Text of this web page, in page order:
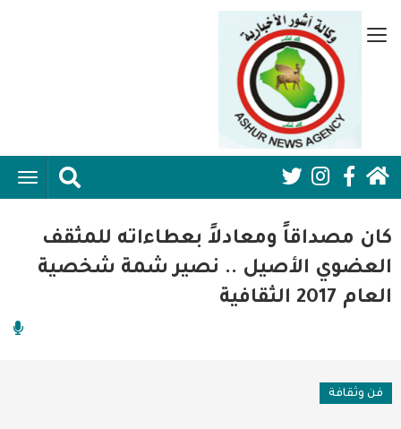
إلى
Social
Media:
Header
كان مصداقاً ومعادلاً بعطاءاته للمثقف
العضوي الأصيل .. نصير شمة شخصية
العام 2017 الثقافية
فن وثقافة
قائمة
جانبية
الرئيسية
اقتصاد واعمال
امنية
فن وثقافة